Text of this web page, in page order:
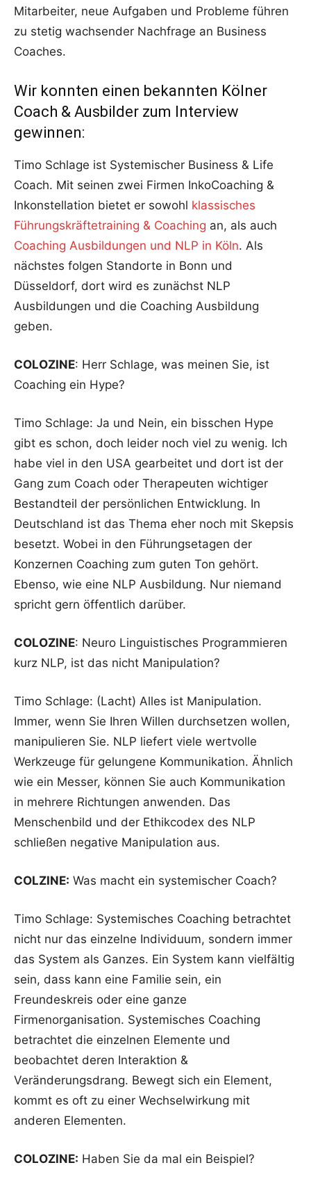
Mitarbeiter, neue Aufgaben und Probleme führen
zu stetig wachsender Nachfrage an Business
Coaches.
Wir konnten einen bekannten Kölner
Coach & Ausbilder zum Interview
gewinnen:
Timo Schlage ist Systemischer Business & Life
Coach. Mit seinen zwei Firmen InkoCoaching &
Inkonstellation bietet er sowohl klassisches
Führungskräftetraining & Coaching an, als auch
Coaching Ausbildungen und NLP in Köln. Als
nächstes folgen Standorte in Bonn und
Düsseldorf, dort wird es zunächst NLP
Ausbildungen und die Coaching Ausbildung
geben.
COLOZINE: Herr Schlage, was meinen Sie, ist
Coaching ein Hype?
Timo Schlage: Ja und Nein, ein bisschen Hype
gibt es schon, doch leider noch viel zu wenig. Ich
habe viel in den USA gearbeitet und dort ist der
Gang zum Coach oder Therapeuten wichtiger
Bestandteil der persönlichen Entwicklung. In
Deutschland ist das Thema eher noch mit Skepsis
besetzt. Wobei in den Führungsetagen der
Konzernen Coaching zum guten Ton gehört.
Ebenso, wie eine NLP Ausbildung. Nur niemand
spricht gern öffentlich darüber.
COLOZINE: Neuro Linguistisches Programmieren
kurz NLP, ist das nicht Manipulation?
Timo Schlage: (Lacht) Alles ist Manipulation.
Immer, wenn Sie Ihren Willen durchsetzen wollen,
manipulieren Sie. NLP liefert viele wertvolle
Werkzeuge für gelungene Kommunikation. Ähnlich
wie ein Messer, können Sie auch Kommunikation
in mehrere Richtungen anwenden. Das
Menschenbild und der Ethikcodex des NLP
schließen negative Manipulation aus.
COLZINE: Was macht ein systemischer Coach?
Timo Schlage: Systemisches Coaching betrachtet
nicht nur das einzelne Individuum, sondern immer
das System als Ganzes. Ein System kann vielfältig
sein, dass kann eine Familie sein, ein
Freundeskreis oder eine ganze
Firmenorganisation. Systemisches Coaching
betrachtet die einzelnen Elemente und
beobachtet deren Interaktion &
Veränderungsdrang. Bewegt sich ein Element,
kommt es oft zu einer Wechselwirkung mit
anderen Elementen.
COLOZINE: Haben Sie da mal ein Beispiel?